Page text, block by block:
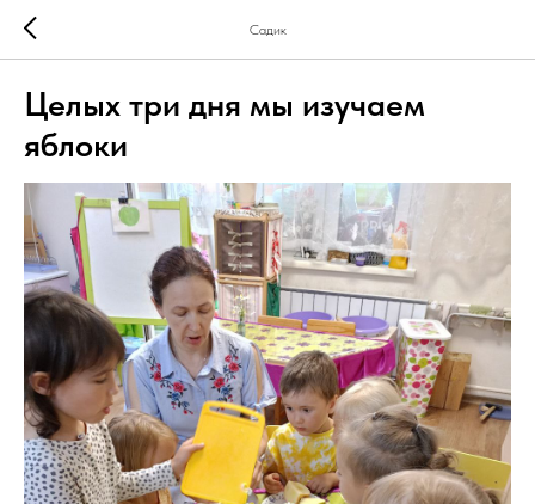
Садик
Целых три дня мы изучаем
яблоки